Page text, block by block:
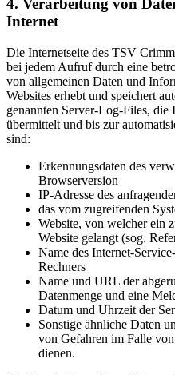
4. Verarbeitung von
Internet
Die Internetseite des TSV
bei jedem Aufruf durch eine
von allgemeinen Daten und
Websites erhebt und speichert
genannten Server-Log-Files,
übermittelt und bis zur
sind:
Erkennungsdaten des
Browserversion
IP-Adresse des
das vom zugreifenden
Website, von welcher ein
Website gelangt (sog.
Name des Internet-
Rechners
Name und URL der
Datenmenge und eine
Datum und Uhrzeit der
Sonstige ähnliche Daten
von Gefahren im Falle
dienen.